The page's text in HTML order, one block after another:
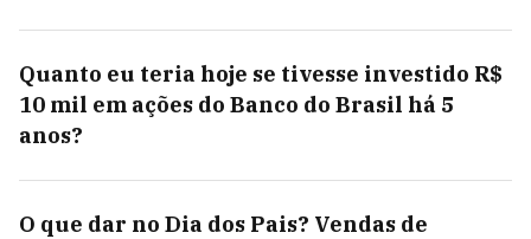
Quanto eu teria hoje se tivesse investido R$
10 mil em ações do Banco do Brasil há 5
anos?
O que dar no Dia dos Pais? Vendas de